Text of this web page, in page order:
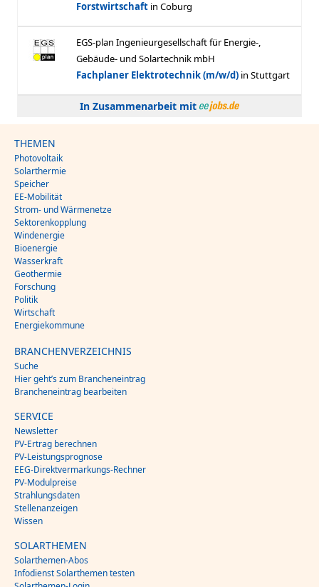
In Zusammenarbeit mit
THEMEN
Photovoltaik
Solarthermie
Speicher
EE-Mobilität
Strom- und Wärmenetze
Sektorenkopplung
Windenergie
Bioenergie
Wasserkraft
Geothermie
Forschung
Politik
Wirtschaft
Energiekommune
BRANCHENVERZEICHNIS
Suche
Hier geht’s zum Brancheneintrag
Brancheneintrag bearbeiten
SERVICE
Newsletter
PV-Ertrag berechnen
PV-Leistungsprognose
EEG-Direktvermarkungs-Rechner
PV-Modulpreise
Strahlungsdaten
Stellenanzeigen
Wissen
SOLARTHEMEN
Solarthemen-Abos
Infodienst Solarthemen testen